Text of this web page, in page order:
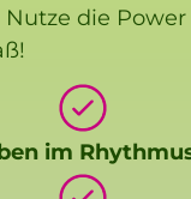
Nutze die
im